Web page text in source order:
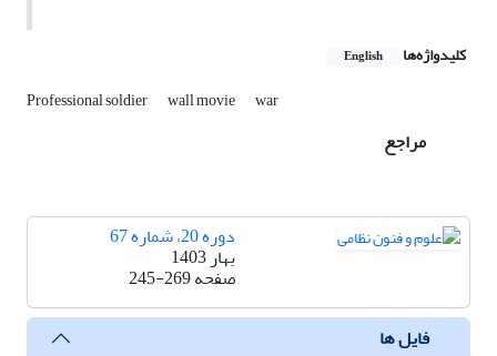
کلیدواژه‌ها English
Professional soldier wall movie war
مراجع
دوره 20، شماره 67
بهار 1403
صفحه245-269
فایل ها